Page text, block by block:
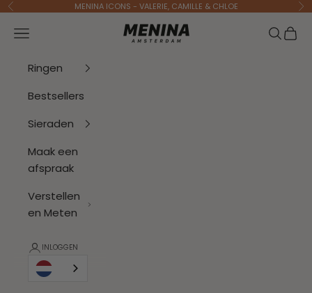
Naar inhoud
Vorige MENINA ICONS - VALERIE, CAMILLE & CHLOE
Menina Amsterdam
Navigatiemenu openen Zoeken
Ringen
Bestsellers
Sieraden
Maak een
afspraak
Verstellen
en Meten
INLOGGEN